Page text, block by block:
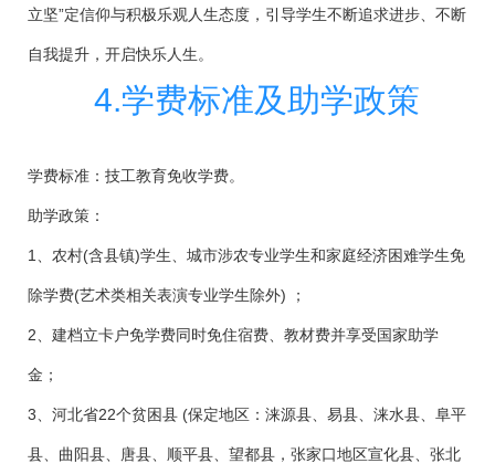
立坚”定信仰与积极乐观人生态度，引导学生不断追求进步、不断
自我提升，开启快乐人生。
4.学费标准及助学政策
学费标准：技工教育免收学费。
助学政策：
1、农村(含县镇)学生、城市涉农专业学生和家庭经济困难学生免
除学费(艺术类相关表演专业学生除外) ；
2、建档立卡户免学费同时免住宿费、教材费并享受国家助学
金；
3、河北省22个贫困县 (保定地区：涞源县、易县、涞水县、阜平
县、曲阳县、唐县、顺平县、望都县，张家口地区宣化县、张北